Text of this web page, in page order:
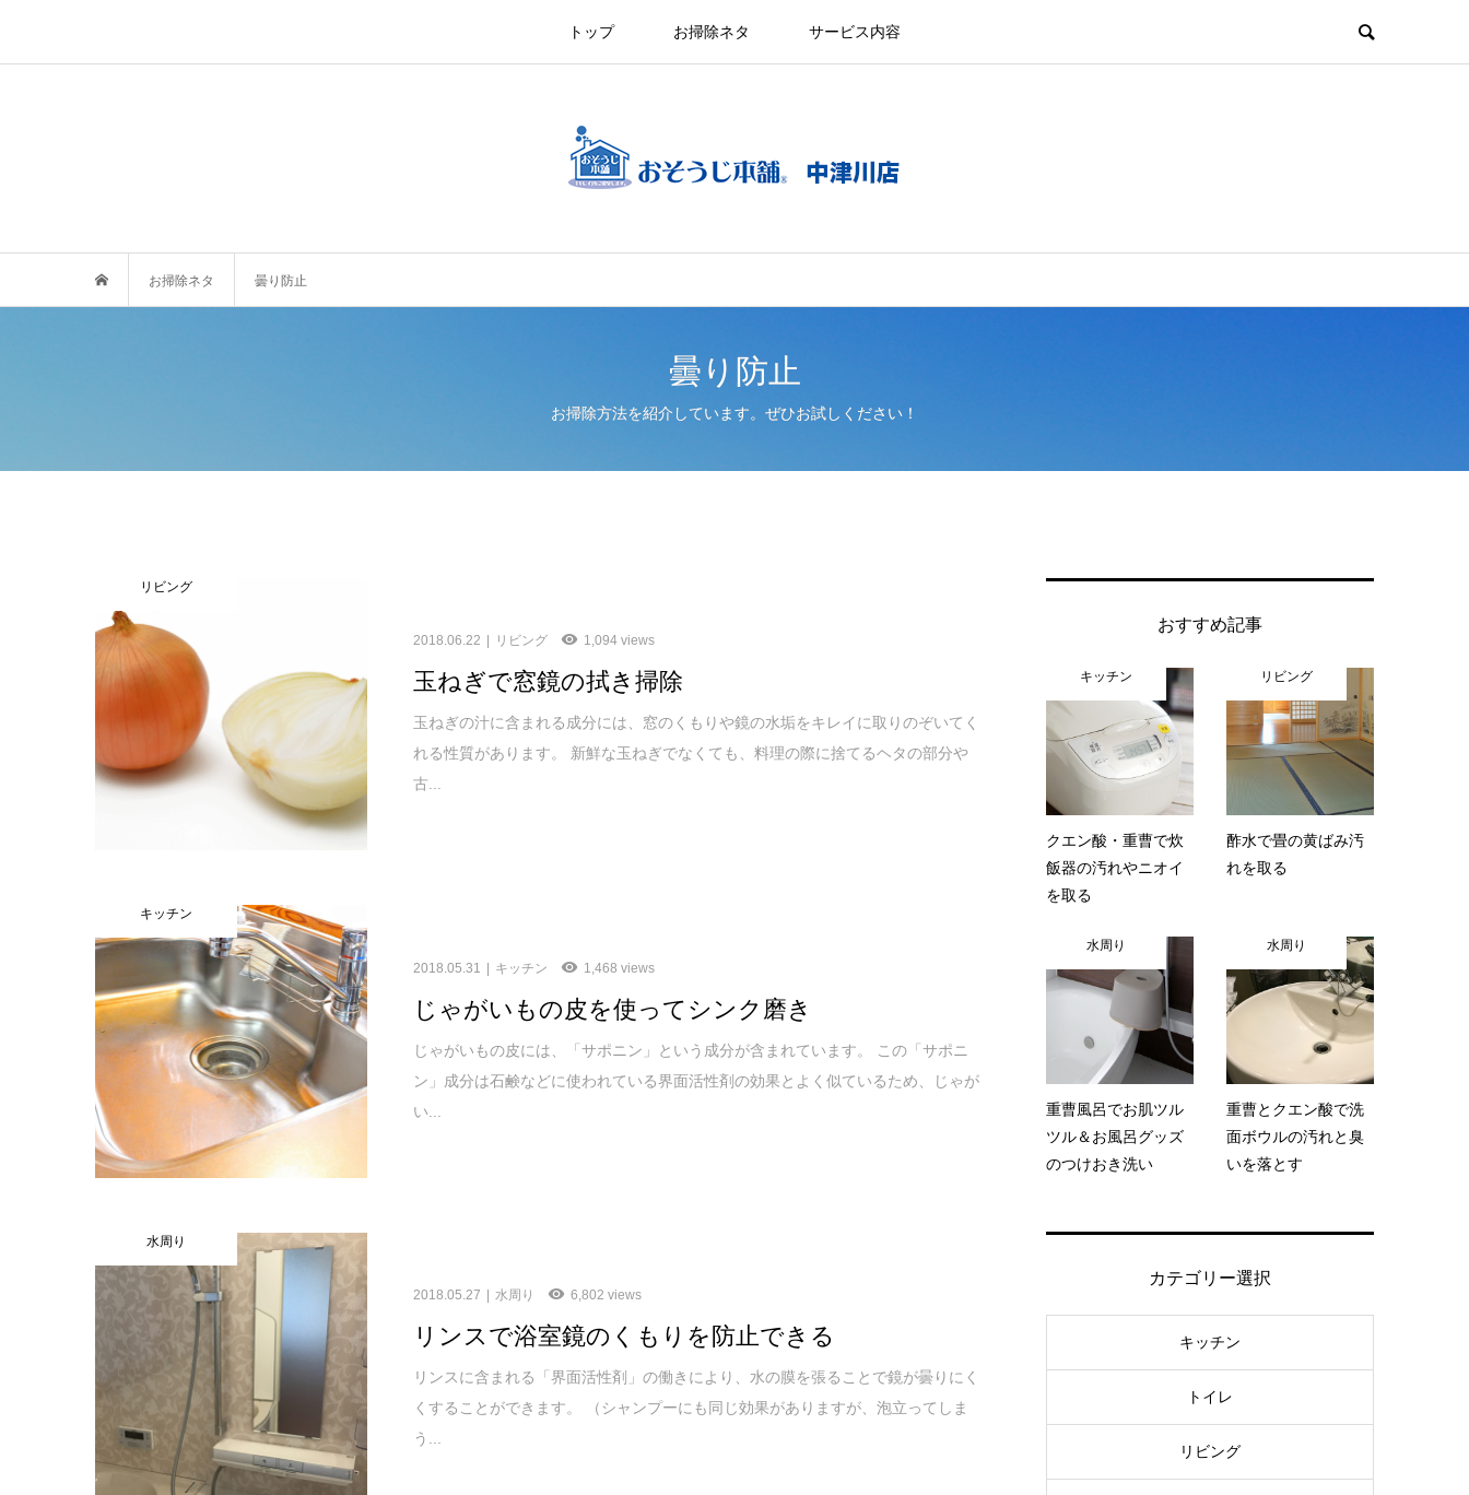
トップ お掃除ネタ サービス内容
お掃除ネタ 曇り防止
曇り防止
お掃除方法を紹介しています。ぜひお試しください！
リビング
2018.06.22 リビング 1,094 views
玉ねぎで窓鏡の拭き掃除
玉ねぎの汁に含まれる成分には、窓のくもりや鏡の水垢をキレイに取りのぞいてく
れる性質があります。 新鮮な玉ねぎでなくても、料理の際に捨てるヘタの部分や
古...
キッチン
2018.05.31 キッチン 1,468 views
じゃがいもの皮を使ってシンク磨き
じゃがいもの皮には、「サポニン」という成分が含まれています。 この「サポニ
ン」成分は石鹸などに使われている界面活性剤の効果とよく似ているため、じゃが
い...
水周り
2018.05.27 水周り 6,802 views
リンスで浴室鏡のくもりを防止できる
リンスに含まれる「界面活性剤」の働きにより、水の膜を張ることで鏡が曇りにく
くすることができます。 （シャンプーにも同じ効果がありますが、泡立ってしま
う...
おすすめ記事
キッチン
クエン酸・重曹で炊
飯器の汚れやニオイ
を取る
リビング
酢水で畳の黄ばみ汚
れを取る
水周り
重曹風呂でお肌ツル
ツル＆お風呂グッズ
のつけおき洗い
水周り
重曹とクエン酸で洗
面ボウルの汚れと臭
いを落とす
カテゴリー選択
キッチン
トイレ
リビング